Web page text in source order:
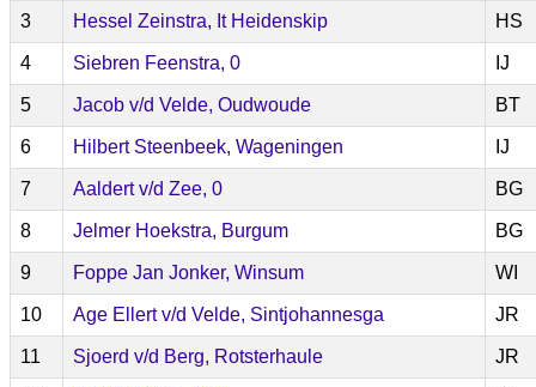
3 Hessel Zeinstra, It Heidenskip HS
4 Siebren Feenstra, 0 IJ
5 Jacob v/d Velde, Oudwoude BT
6 Hilbert Steenbeek, Wageningen IJ
7 Aaldert v/d Zee, 0 BG
8 Jelmer Hoekstra, Burgum BG
9 Foppe Jan Jonker, Winsum WI
10 Age Ellert v/d Velde, Sintjohannesga JR
11 Sjoerd v/d Berg, Rotsterhaule JR